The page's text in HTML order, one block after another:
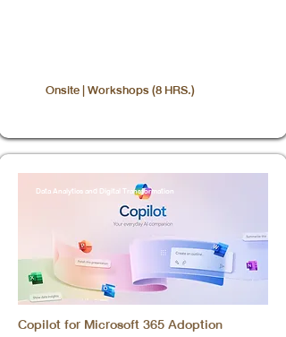
Onsite | Workshops (8 HRS.)
Data Analytics and Digital Transformation
Copilot for Microsoft 365 Adoption